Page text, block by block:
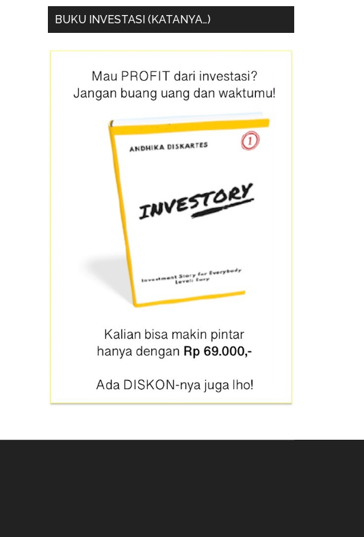
BUKU INVESTASI (KATANYA…)